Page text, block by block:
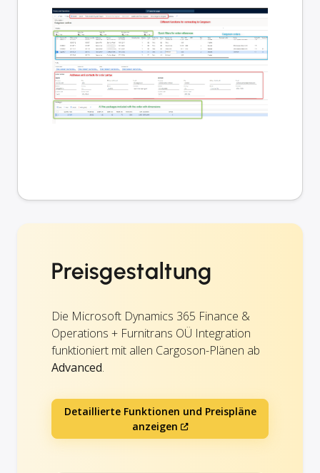
Preisgestaltung
Die Microsoft Dynamics 365 Finance &
Operations + Furnitrans OÜ Integration
funktioniert mit allen Cargoson-Plänen ab
Advanced.
Detaillierte Funktionen und Preispläne
anzeigen